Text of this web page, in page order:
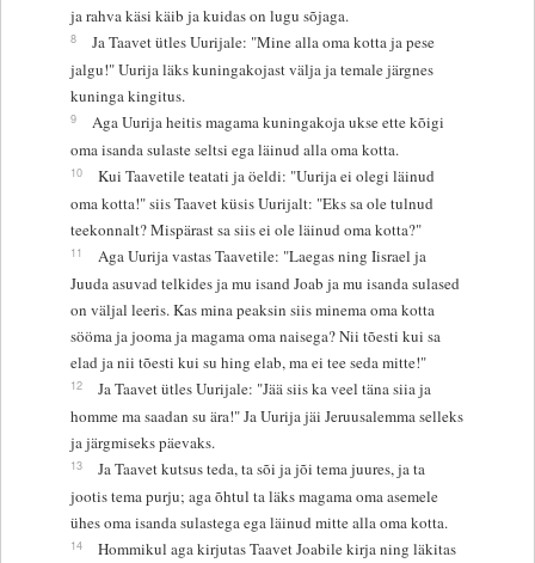
ja rahva käsi käib ja kuidas on lugu sõjaga.
8
Ja Taavet ütles Uurijale: "Mine alla oma kotta ja pese
jalgu!" Uurija läks kuningakojast välja ja temale järgnes
kuninga kingitus.
9
Aga Uurija heitis magama kuningakoja ukse ette kõigi
oma isanda sulaste seltsi ega läinud alla oma kotta.
10
Kui Taavetile teatati ja öeldi: "Uurija ei olegi läinud
oma kotta!" siis Taavet küsis Uurijalt: "Eks sa ole tulnud
teekonnalt? Mispärast sa siis ei ole läinud oma kotta?"
11
Aga Uurija vastas Taavetile: "Laegas ning Iisrael ja
Juuda asuvad telkides ja mu isand Joab ja mu isanda sulased
on väljal leeris. Kas mina peaksin siis minema oma kotta
sööma ja jooma ja magama oma naisega? Nii tõesti kui sa
elad ja nii tõesti kui su hing elab, ma ei tee seda mitte!"
12
Ja Taavet ütles Uurijale: "Jää siis ka veel täna siia ja
homme ma saadan su ära!" Ja Uurija jäi Jeruusalemma selleks
ja järgmiseks päevaks.
13
Ja Taavet kutsus teda, ta sõi ja jõi tema juures, ja ta
jootis tema purju; aga õhtul ta läks magama oma asemele
ühes oma isanda sulastega ega läinud mitte alla oma kotta.
14
Hommikul aga kirjutas Taavet Joabile kirja ning läkitas